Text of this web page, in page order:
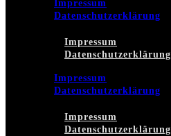
Impressum
Datenschutzerklärung
Impressum
Datenschutzerklärung
Impressum
Datenschutzerklärung
Impressum
Datenschutzerklärung